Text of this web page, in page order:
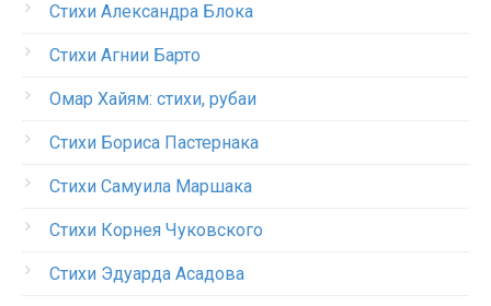
Стихи Александра Блока
Стихи Агнии Барто
Омар Хайям: стихи, рубаи
Стихи Бориса Пастернака
Стихи Самуила Маршака
Стихи Корнея Чуковского
Стихи Эдуарда Асадова